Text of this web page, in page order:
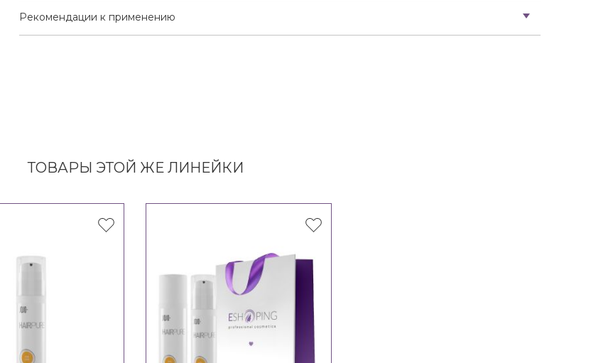
Рекомендации к применению
ТОВАРЫ ЭТОЙ ЖЕ ЛИНЕЙКИ